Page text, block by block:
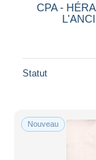
CPA -
Statut
Nouveau